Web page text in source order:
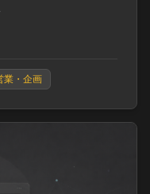
業・企画